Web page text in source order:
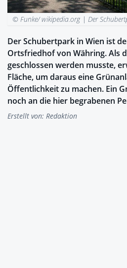
© Funke/ wikipedia.org |Der
Der Schubertpark in Wien ist
Ortsfriedhof von Währing. Als
geschlossen werden musste,
Fläche, um daraus eine
Öffentlichkeit zu machen. Ein
noch an die hier begrabenen
Erstellt von: Redaktion